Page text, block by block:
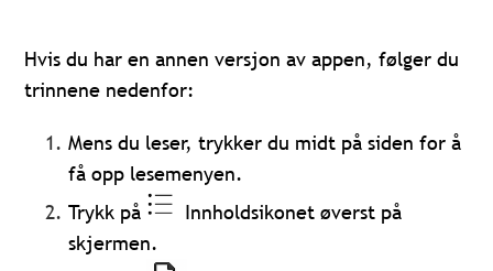
Hvis du har en annen versjon av appen, følger du
trinnene nedenfor:
Mens du leser, trykker du midt på siden for å
få opp lesemenyen.
Trykk på
Innholdsikonet øverst på
skjermen.